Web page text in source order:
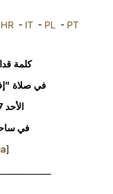
HR- IT- PL- PT
كلمة
في صلاة
الأحد 7 أيّار/مايو 2023
في
[